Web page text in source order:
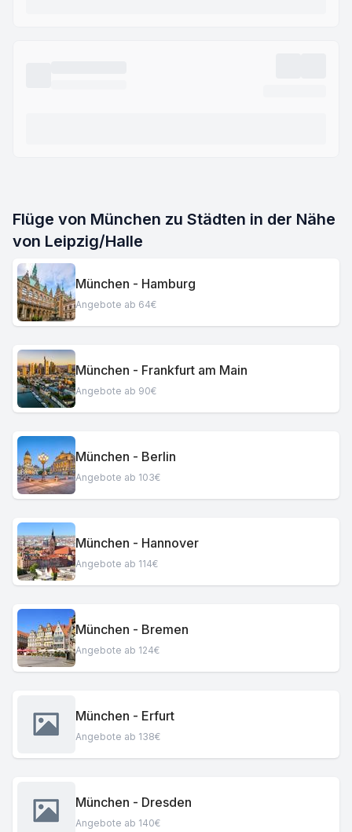
Flüge von München zu Städten in der Nähe
von Leipzig/Halle
München - Hamburg
Angebote ab 64€
München - Frankfurt am Main
Angebote ab 90€
München - Berlin
Angebote ab 103€
München - Hannover
Angebote ab 114€
München - Bremen
Angebote ab 124€
München - Erfurt
Angebote ab 138€
München - Dresden
Angebote ab 140€